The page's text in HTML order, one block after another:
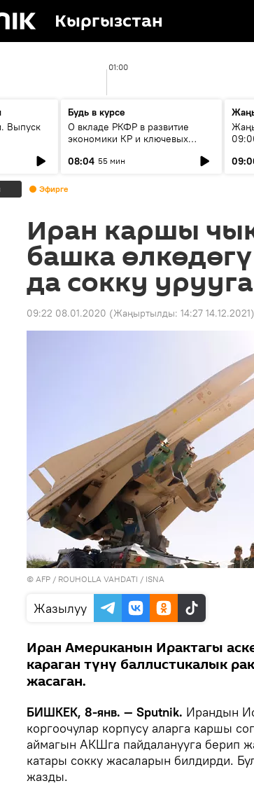
Кыргызстан
01:00
Выпуск
Будь в курсе
О вкладе РКФР в развитие
экономики КР и ключевых
08:04 55 мин
Эфирге
Иран каршы
башка
да сокку
09:22 08.01.2020 (Жаңыртылды: 14:27 14.12.2021)
© AFP / ROUHOLLA VAHDATI / ISNA
Жазылуу
Иран Американын Ирактагы
караган түнү баллистикалык
жасаган.
БИШКЕК, 8-янв. — Sputnik. Ирандын
коргоочулар корпусу аларга каршы
аймагын АКШга пайдаланууга берип
катары сокку жасаларын билдирди.
жазды.